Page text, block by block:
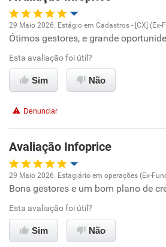
Recomenda a diretoria
Oportunidade de promoção
Ambiente de trabalho
Benefícios
Recomenda esta empresa
Recomenda a diretoria
29 Maio 2026. Estágio em Cadastros - [CX] (Ex-
Ótimos gestores, e grande
Esta avaliação foi útil?
Sim Não
Denunciar
Avaliação Infoprice
Oportunidade de promoção
Ambiente de trabalho
29 Maio 2026. Estagiário em operações (Ex-
Bons gestores e um bom plano de
Esta avaliação foi útil?
Sim Não